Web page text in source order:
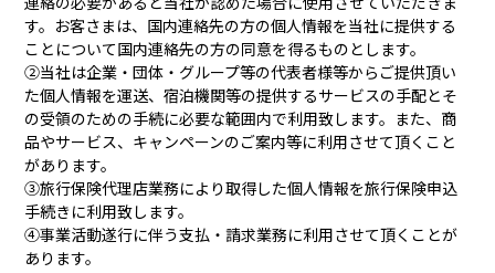
す。お客さまは、国内連絡先の方の個人情報を当社に提供する
ことについて国内連絡先の方の同意を得るものとします。
②当社は企業・団体・グループ等の代表者様等からご提供頂い
た個人情報を運送、宿泊機関等の提供するサービスの手配とそ
の受領のための手続に必要な範囲内で利用致します。また、商
品やサービス、キャンペーンのご案内等に利用させて頂くこと
があります。
③旅行保険代理店業務により取得した個人情報を旅行保険申込
手続きに利用致します。
④事業活動遂行に伴う支払・請求業務に利用させて頂くことが
あります。